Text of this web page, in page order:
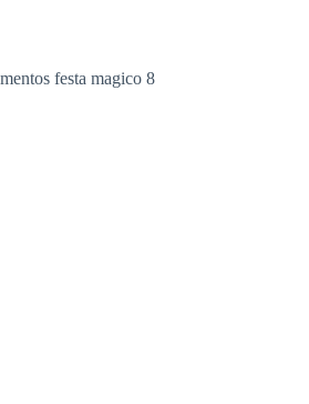
festa magico 8